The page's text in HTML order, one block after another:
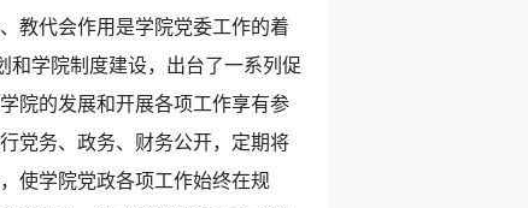
教代会作用是学院党委工作的着
和学院制度建设，出台了一系列促
院的发展和开展各项工作享有参
党务、政务、财务公开，定期将
使学院党政各项工作始终在规